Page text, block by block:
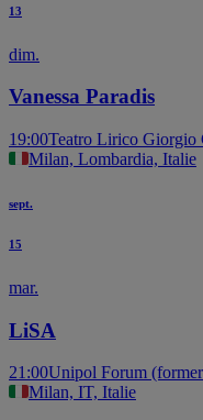
13
dim.
Vanessa Paradis
19:00Teatro Lirico Giorgio
Milan, Lombardia, Italie
sept.
15
mar.
LiSA
21:00Unipol Forum
Milan, IT, Italie